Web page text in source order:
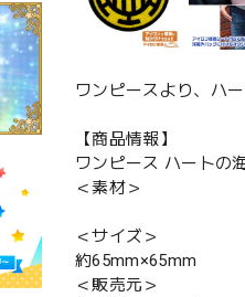
ワンピースより、ハ
【商品情報】
ワンピース ハートの
＜素材＞
＜サイズ＞
約65mm×65mm
＜販売元＞